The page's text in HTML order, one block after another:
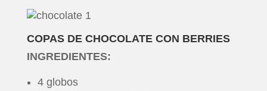
COPAS DE CHOCOLATE CON BERRIES
INGREDIENTES:
4 globos